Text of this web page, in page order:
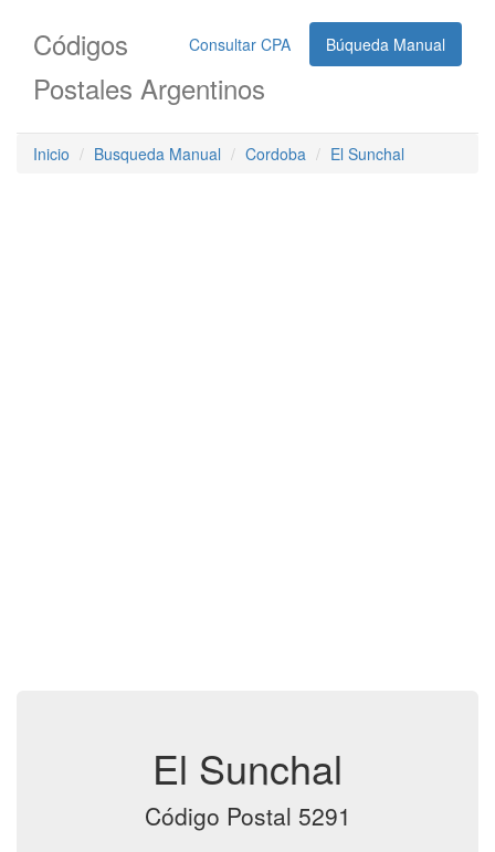
Consultar CPA Búqueda Manual
Códigos
Postales Argentinos
Inicio Busqueda Manual Cordoba El Sunchal
El Sunchal
Código Postal 5291